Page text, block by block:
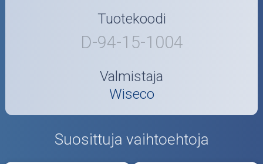
Tuotekoodi
D-94-15-1004
Valmistaja
Wiseco
Suosittuja vaihtoehtoja